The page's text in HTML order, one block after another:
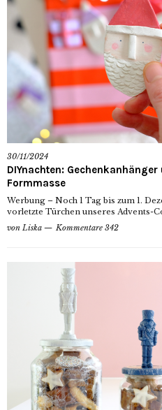
30/11/2024
DIYnachten:
Formmasse
Werbung – Noch 1 Tag bis zum 1.
vorletzte Türchen unseres Advents-
von Liska Kommentare 342